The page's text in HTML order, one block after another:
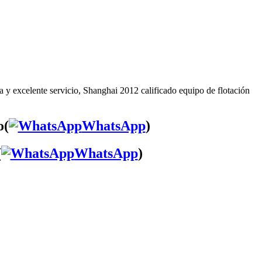
excelente servicio, Shanghai 2012 calificado equipo de flotación
WhatsApp)
WhatsApp)